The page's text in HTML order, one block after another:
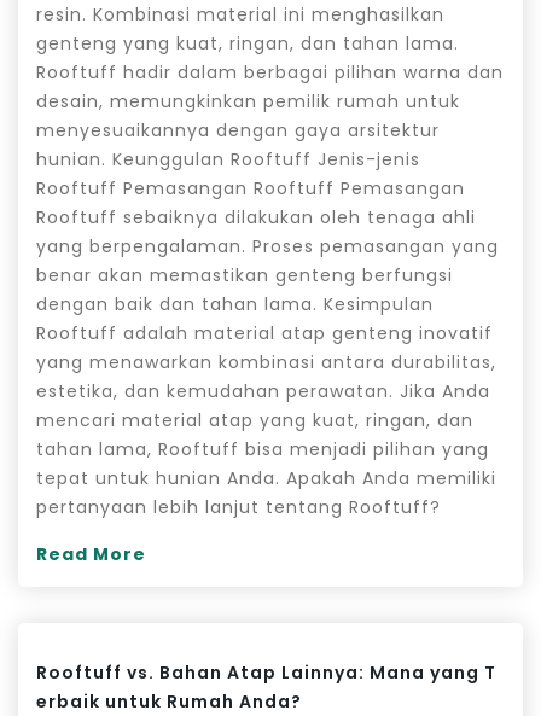
resin. Kombinasi material ini menghasilkan
genteng yang kuat, ringan, dan tahan lama.
Rooftuff hadir dalam berbagai pilihan warna dan
desain, memungkinkan pemilik rumah untuk
menyesuaikannya dengan gaya arsitektur
hunian. Keunggulan Rooftuff Jenis-jenis
Rooftuff Pemasangan Rooftuff Pemasangan
Rooftuff sebaiknya dilakukan oleh tenaga ahli
yang berpengalaman. Proses pemasangan yang
benar akan memastikan genteng berfungsi
dengan baik dan tahan lama. Kesimpulan
Rooftuff adalah material atap genteng inovatif
yang menawarkan kombinasi antara durabilitas,
estetika, dan kemudahan perawatan. Jika Anda
mencari material atap yang kuat, ringan, dan
tahan lama, Rooftuff bisa menjadi pilihan yang
tepat untuk hunian Anda. Apakah Anda memiliki
pertanyaan lebih lanjut tentang Rooftuff?
Read More
Rooftuff vs. Bahan Atap Lainnya: Mana yang T
erbaik untuk Rumah Anda?